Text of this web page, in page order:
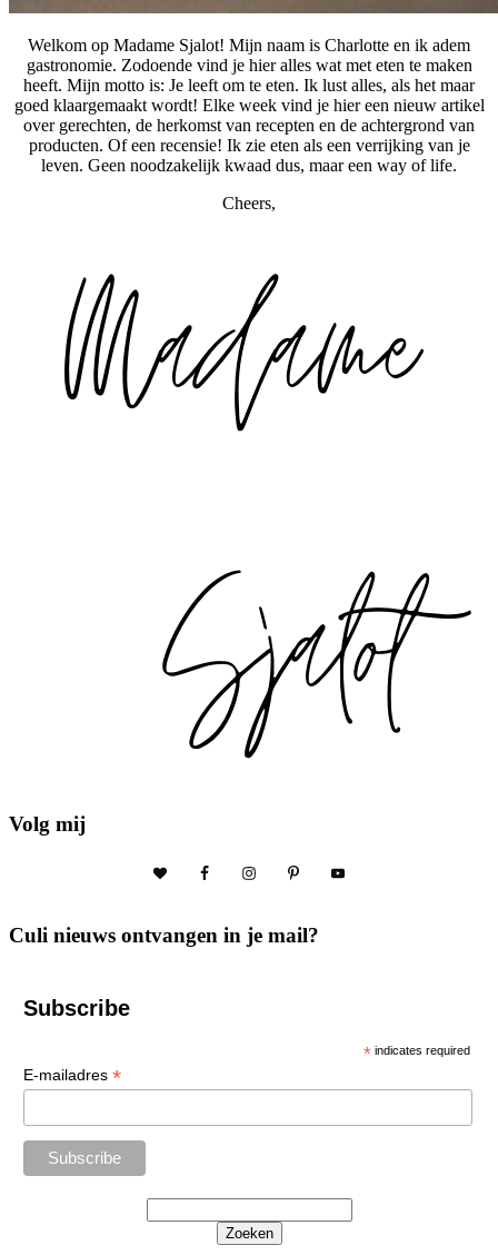
Welkom op Madame Sjalot! Mijn naam is Charlotte en ik adem
gastronomie. Zodoende vind je hier alles wat met eten te maken
heeft. Mijn motto is: Je leeft om te eten. Ik lust alles, als het maar
goed klaargemaakt wordt! Elke week vind je hier een nieuw artikel
over gerechten, de herkomst van recepten en de achtergrond van
producten. Of een recensie! Ik zie eten als een verrijking van je
leven. Geen noodzakelijk kwaad dus, maar een way of life.
Cheers,
Volg mij
Culi nieuws ontvangen in je mail?
Subscribe
* indicates required
E-mailadres *
Zoeken